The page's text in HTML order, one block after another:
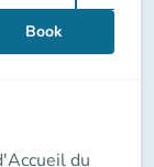
Book
du